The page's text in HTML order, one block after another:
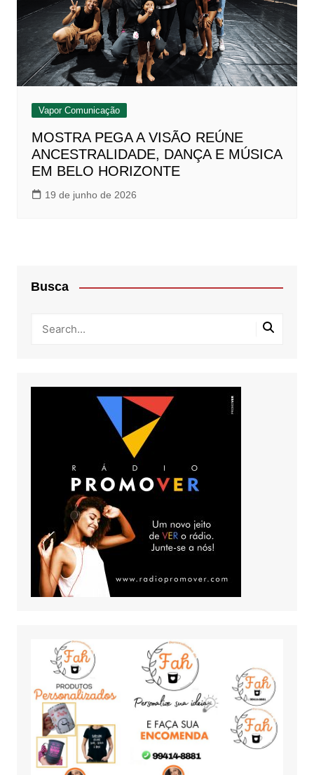
Vapor Comunicação
MOSTRA PEGA A VISÃO REÚNE
ANCESTRALIDADE, DANÇA E MÚSICA
EM BELO HORIZONTE
19 de junho de 2026
Busca